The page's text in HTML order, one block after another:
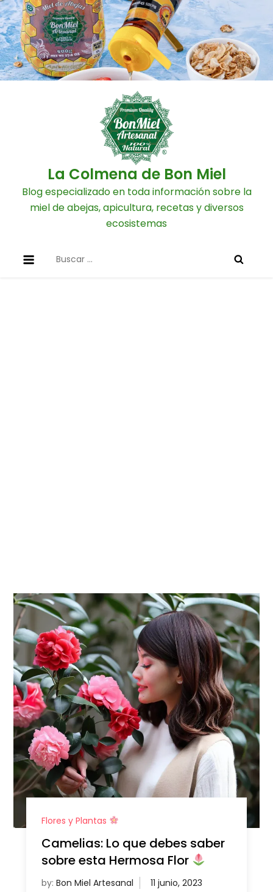
Skip
to
content
La Colmena de Bon Miel
Blog especializado en toda información sobre la
miel de abejas, apicultura, recetas y diversos
ecosistemas
Flores y Plantas
Camelias: Lo que debes saber
sobre esta Hermosa Flor
by: Bon Miel Artesanal